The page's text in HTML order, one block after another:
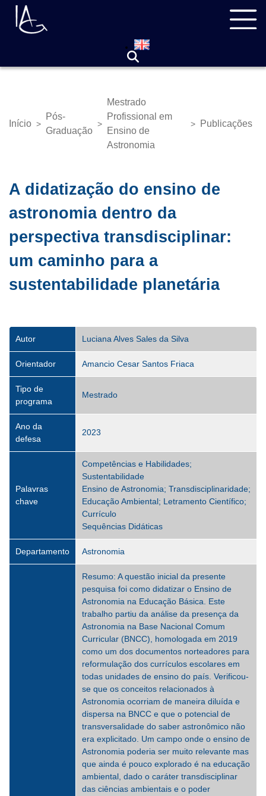
Pular
para
Trilha
Início >
Pós-
Graduação
>
Mestrado
Profissional em
Ensino de
Astronomia
> Publicações
A didatização do ensino de
astronomia dentro da
perspectiva transdisciplinar:
um caminho para a
sustentabilidade planetária
Autor Luciana Alves Sales da Silva
Orientador Amancio Cesar Santos Friaca
Tipo de
programa
Mestrado
Ano da
defesa
2023
Palavras
chave
Competências e Habilidades;
Sustentabilidade
Ensino de Astronomia; Transdisciplinaridade;
Educação Ambiental; Letramento Científico;
Currículo
Sequências Didáticas
Departamento Astronomia
Resumo: A questão inicial da presente
pesquisa foi como didatizar o Ensino de
Astronomia na Educação Básica. Este
trabalho partiu da análise da presença da
Astronomia na Base Nacional Comum
Curricular (BNCC), homologada em 2019
como um dos documentos norteadores para
reformulação dos currículos escolares em
todas unidades de ensino do país. Verificou-
se que os conceitos relacionados à
Astronomia ocorriam de maneira diluída e
dispersa na BNCC e que o potencial de
transversalidade do saber astronômico não
era explicitado. Um campo onde o ensino de
Astronomia poderia ser muito relevante mas
que ainda é pouco explorado é na educação
ambiental, dado o caráter transdisciplinar
das ciências ambientais e o poder